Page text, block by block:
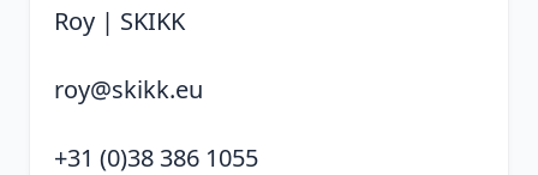
Roy | SKIKK
roy@skikk.eu
+31 (0)38 386 1055